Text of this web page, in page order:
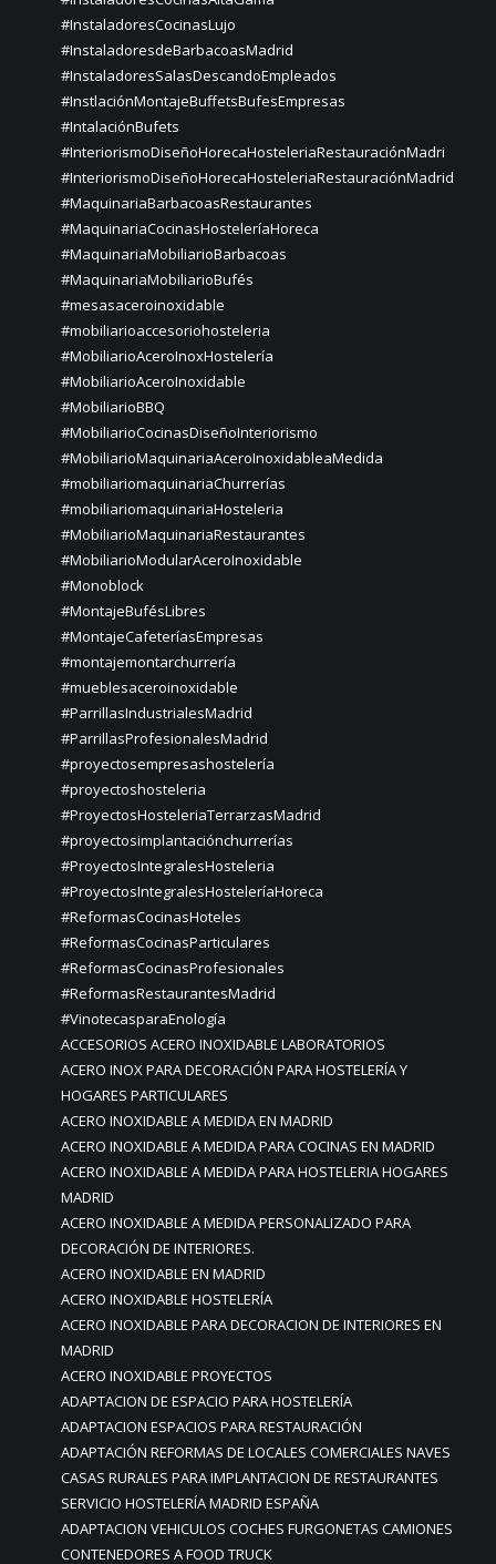
#InstaladoresCocinasLujo
#InstaladoresdeBarbacoasMadrid
#InstaladoresSalasDescandoEmpleados
#InstlaciónMontajeBuffetsBufesEmpresas
#IntalaciónBufets
#InteriorismoDiseñoHorecaHosteleriaRestauraciónMadri
#InteriorismoDiseñoHorecaHosteleriaRestauraciónMadrid
#MaquinariaBarbacoasRestaurantes
#MaquinariaCocinasHosteleríaHoreca
#MaquinariaMobiliarioBarbacoas
#MaquinariaMobiliarioBufés
#mesasaceroinoxidable
#mobiliarioaccesoriohosteleria
#MobiliarioAceroInoxHostelería
#MobiliarioAceroInoxidable
#MobiliarioBBQ
#MobiliarioCocinasDiseñoInteriorismo
#MobiliarioMaquinariaAceroInoxidableaMedida
#mobiliariomaquinariaChurrerías
#mobiliariomaquinariaHosteleria
#MobiliarioMaquinariaRestaurantes
#MobiliarioModularAceroInoxidable
#Monoblock
#MontajeBufésLibres
#MontajeCafeteríasEmpresas
#montajemontarchurrería
#mueblesaceroinoxidable
#ParrillasIndustrialesMadrid
#ParrillasProfesionalesMadrid
#proyectosempresashostelería
#proyectoshosteleria
#ProyectosHosteleriaTerrarzasMadrid
#proyectosimplantaciónchurrerías
#ProyectosIntegralesHosteleria
#ProyectosIntegralesHosteleríaHoreca
#ReformasCocinasHoteles
#ReformasCocinasParticulares
#ReformasCocinasProfesionales
#ReformasRestaurantesMadrid
#VinotecasparaEnología
ACCESORIOS ACERO INOXIDABLE LABORATORIOS
ACERO INOX PARA DECORACIÓN PARA HOSTELERÍA Y
HOGARES PARTICULARES
ACERO INOXIDABLE A MEDIDA EN MADRID
ACERO INOXIDABLE A MEDIDA PARA COCINAS EN MADRID
ACERO INOXIDABLE A MEDIDA PARA HOSTELERIA HOGARES
MADRID
ACERO INOXIDABLE A MEDIDA PERSONALIZADO PARA
DECORACIÓN DE INTERIORES.
ACERO INOXIDABLE EN MADRID
ACERO INOXIDABLE HOSTELERÍA
ACERO INOXIDABLE PARA DECORACION DE INTERIORES EN
MADRID
ACERO INOXIDABLE PROYECTOS
ADAPTACION DE ESPACIO PARA HOSTELERÍA
ADAPTACION ESPACIOS PARA RESTAURACIÓN
ADAPTACIÓN REFORMAS DE LOCALES COMERCIALES NAVES
CASAS RURALES PARA IMPLANTACION DE RESTAURANTES
SERVICIO HOSTELERÍA MADRID ESPAÑA
ADAPTACION VEHICULOS COCHES FURGONETAS CAMIONES
CONTENEDORES A FOOD TRUCK